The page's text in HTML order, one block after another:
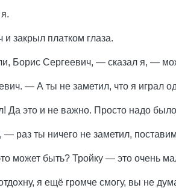
закрыл платком глаза.
Борис Сергеевич, — сказал я, —
— А ты не заметил, что я играл
Да это и не важно. Просто надо было
ты ничего не заметил, поставим
может быть? Тройку — это очень
я ещё громче смогу, вы не